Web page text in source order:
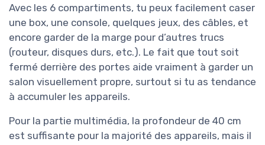
Avec les 6 compartiments, tu peux facilement caser
une box, une console, quelques jeux, des câbles, et
encore garder de la marge pour d’autres trucs
(routeur, disques durs, etc.). Le fait que tout soit
fermé derrière des portes aide vraiment à garder un
salon visuellement propre, surtout si tu as tendance
à accumuler les appareils.
Pour la partie multimédia, la profondeur de 40 cm
est suffisante pour la majorité des appareils, mais il